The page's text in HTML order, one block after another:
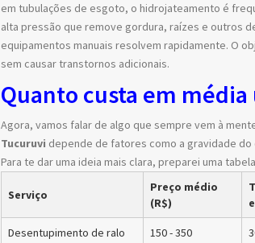
em tubulações de esgoto, o hidrojateamento é
alta pressão que remove gordura, raízes e outros
equipamentos manuais resolvem rapidamente. O
sem causar transtornos adicionais.
Quanto custa em
Agora, vamos falar de algo que sempre vem à
Tucuruvi depende de fatores como a gravidade
Para te dar uma ideia mais clara, preparei uma
Serviço
Preço médio
(R$)
Desentupimento de ralo 150 - 350